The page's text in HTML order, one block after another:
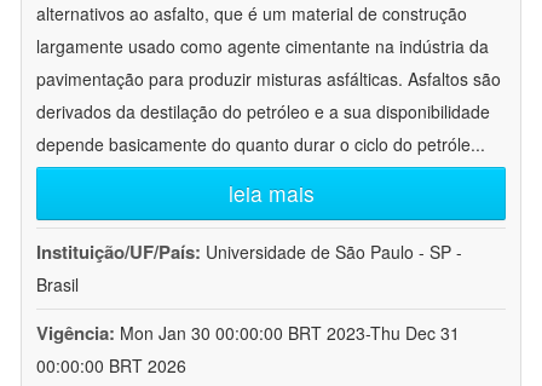
alternativos ao asfalto, que é um material de construção
largamente usado como agente cimentante na indústria da
pavimentação para produzir misturas asfálticas. Asfaltos são
derivados da destilação do petróleo e a sua disponibilidade
depende basicamente do quanto durar o ciclo do petróle...
leia mais
Instituição/UF/País: Universidade de São Paulo - SP -
Brasil
Vigência: Mon Jan 30 00:00:00 BRT 2023-Thu Dec 31
00:00:00 BRT 2026